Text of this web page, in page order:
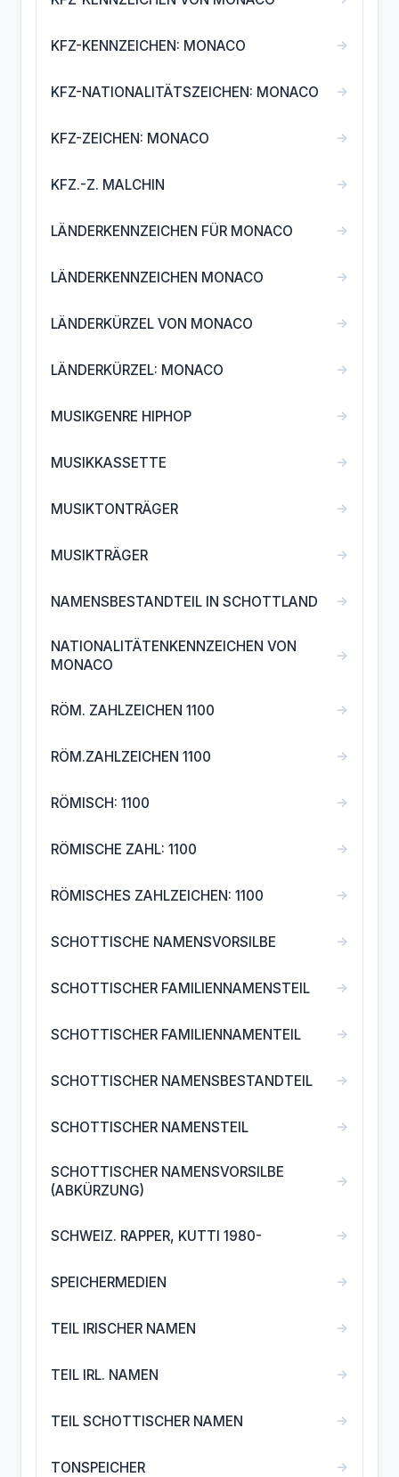
KFZ-KENNZEICHEN: MONACO →
KFZ-NATIONALITÄTSZEICHEN: MONACO →
KFZ-ZEICHEN: MONACO →
KFZ.-Z. MALCHIN →
LÄNDERKENNZEICHEN FÜR MONACO →
LÄNDERKENNZEICHEN MONACO →
LÄNDERKÜRZEL VON MONACO →
LÄNDERKÜRZEL: MONACO →
MUSIKGENRE HIPHOP →
MUSIKKASSETTE →
MUSIKTONTRÄGER →
MUSIKTRÄGER →
NAMENSBESTANDTEIL IN SCHOTTLAND →
NATIONALITÄTENKENNZEICHEN VON
MONACO
→
RÖM. ZAHLZEICHEN 1100 →
RÖM.ZAHLZEICHEN 1100 →
RÖMISCH: 1100 →
RÖMISCHE ZAHL: 1100 →
RÖMISCHES ZAHLZEICHEN: 1100 →
SCHOTTISCHE NAMENSVORSILBE →
SCHOTTISCHER FAMILIENNAMENSTEIL →
SCHOTTISCHER FAMILIENNAMENTEIL →
SCHOTTISCHER NAMENSBESTANDTEIL →
SCHOTTISCHER NAMENSTEIL →
SCHOTTISCHER NAMENSVORSILBE
(ABKÜRZUNG)
→
SCHWEIZ. RAPPER, KUTTI 1980- →
SPEICHERMEDIEN →
TEIL IRISCHER NAMEN →
TEIL IRL. NAMEN →
TEIL SCHOTTISCHER NAMEN →
TONSPEICHER →